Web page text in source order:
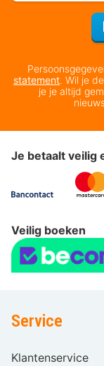
statement. Wil je
je je altijd
Je betaalt veilig
Veilig boeken
Service
Klantenservice